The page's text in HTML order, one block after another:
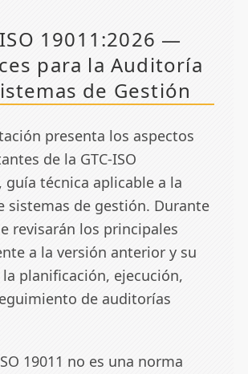
19011:2026 —
para la Auditoría
de Gestión
presenta los aspectos
de la GTC-ISO
guía técnica aplicable a la
sistemas de gestión. Durante
revisarán los principales
a la versión anterior y su
planificación, ejecución,
de auditorías
19011 no es una norma